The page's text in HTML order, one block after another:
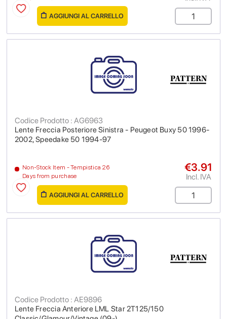
AGGIUNGI AL CARRELLO
Lente Freccia Posteriore Sinistra - Peugeot Buxy 50 1996-
2002, Speedake 50 1994-97
Codice Prodotto : AG6963
Non-Stock Item - Tempistica 26
Days from purchase
€3.91
Incl. IVA
AGGIUNGI AL CARRELLO
Lente Freccia Anteriore LML Star 2T125/150
Codice Prodotto : AE9896